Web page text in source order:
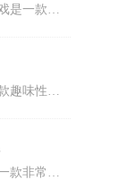
火影忍者最后的战争游戏是一款以火影忍者为主要内容的角色扮演剧情冒险类手机游戏，拥有清新的游戏画面，玩家要操作忍者来进行剧情战斗，参与到各种战斗里面，完成任务来得到奖励，通过让角色升级以及穿戴装备还有学习忍术来不断提升战斗力，适合很多玩家游玩。
出发吧麦芬官网版是一款趣味性十足的手机冒险放置RPG类型游戏，出发吧麦芬最新版拥有着卡通清新的可爱游戏画风，休闲轻松的放置玩法，让玩家们在这里开启全新的异世界之旅。游戏里，玩家们需要通过宠物的养成，来帮助自己完成各种精彩战斗。而且，还为玩家们精心设置了丰富的任务以及挑战关卡，让玩家们感受不一样的冒险乐趣哦。感兴趣的玩家们，那就快来下载体验吧！
再见江湖手游官方版是一款非常好玩的手机武侠养成冒险类游戏，再见江湖手机版采用了Q版卡通风格的游戏画面，游戏中为玩家们提供了丰富的角色以及多样化的职业，玩家们可以根据自己的喜好来进行选择哦，然后开启专属自己的冒险之旅。游戏中玩家们需要完成各种各样的挑战任务，还可以与其他玩家进行组队，一同挑战强大的boss，可玩性还是很高的。喜欢的玩家们，不妨也来下载尝试看看呀！